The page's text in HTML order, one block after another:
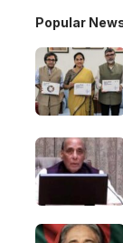
Popular